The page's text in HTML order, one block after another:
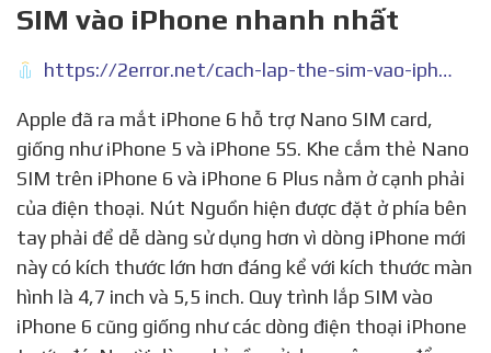
SIM vào iPhone nhanh nhất
https://2error.net/cach-lap-the-sim-vao-iphone-4-4s-5-5s-6-7-8-se
Apple đã ra mắt iPhone 6 hỗ trợ Nano SIM card,
giống như iPhone 5 và iPhone 5S. Khe cắm thẻ Nano
SIM trên iPhone 6 và iPhone 6 Plus nằm ở cạnh phải
của điện thoại. Nút Nguồn hiện được đặt ở phía bên
tay phải để dễ dàng sử dụng hơn vì dòng iPhone mới
này có kích thước lớn hơn đáng kể với kích thước màn
hình là 4,7 inch và 5,5 inch. Quy trình lắp SIM vào
iPhone 6 cũng giống như các dòng điện thoại iPhone